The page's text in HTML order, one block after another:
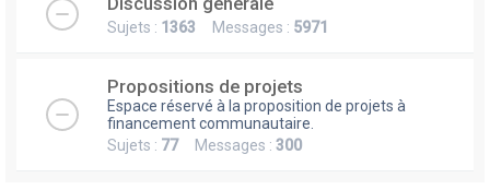
Sujets : 1363 Messages : 5971
Propositions de projets
Espace réservé à la proposition de projets à
financement communautaire.
Sujets : 77Messages : 300